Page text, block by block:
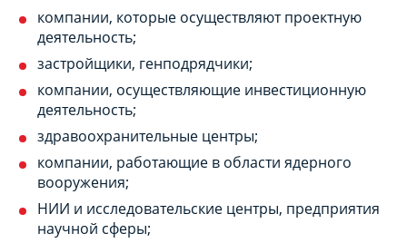
компании, которые осуществляют проектную
деятельность;
застройщики, генподрядчики;
компании, осуществляющие инвестиционную
деятельность;
здравоохранительные центры;
компании, работающие в области ядерного
вооружения;
НИИ и исследовательские центры, предприятия
научной сферы;